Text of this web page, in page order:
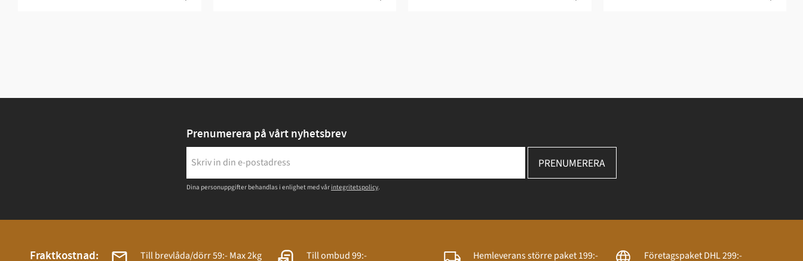
Prenumerera på vårt nyhetsbrev
PRENUMERERA
Dina personuppgifter behandlas i enlighet med vår integritetspolicy.
Fraktkostnad:
Till brevlåda/dörr 59:- Max 2kg
Till ombud 99:-
Hemleverans större paket 199:-
Företagspaket DHL 299:-